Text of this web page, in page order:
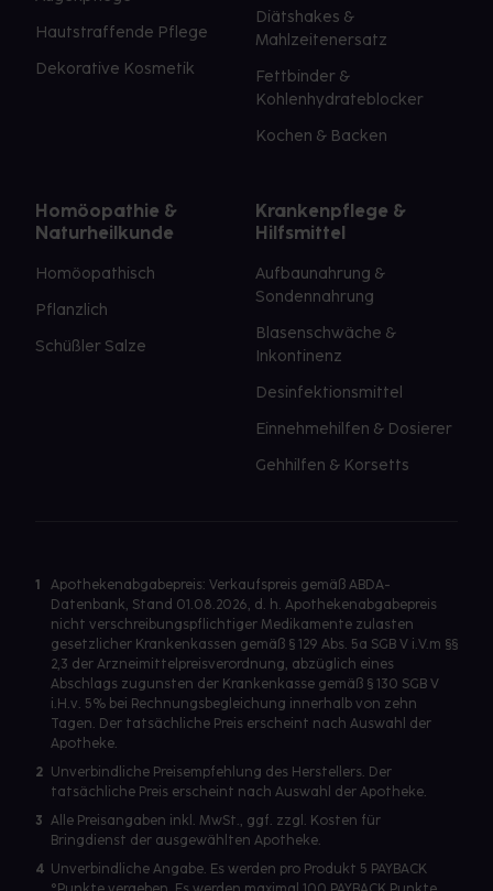
Hautstraffende Pflege
Dekorative Kosmetik
Diätshakes &
Mahlzeitenersatz
Fettbinder &
Kohlenhydrateblocker
Kochen & Backen
Homöopathie &
Naturheilkunde
Homöopathisch
Pflanzlich
Schüßler Salze
Krankenpflege &
Hilfsmittel
Aufbaunahrung &
Sondennahrung
Blasenschwäche &
Inkontinenz
Desinfektionsmittel
Einnehmehilfen & Dosierer
Gehhilfen & Korsetts
1
Apothekenabgabepreis: Verkaufspreis gemäß ABDA-
Datenbank, Stand 01.08.2026, d. h. Apothekenabgabepreis
nicht verschreibungspflichtiger Medikamente zulasten
gesetzlicher Krankenkassen gemäß § 129 Abs. 5a SGB V i.V.m §§
2,3 der Arzneimittelpreisverordnung, abzüglich eines
Abschlags zugunsten der Krankenkasse gemäß § 130 SGB V
i.H.v. 5% bei Rechnungsbegleichung innerhalb von zehn
Tagen. Der tatsächliche Preis erscheint nach Auswahl der
Apotheke.
2 Unverbindliche Preisempfehlung des Herstellers. Der
tatsächliche Preis erscheint nach Auswahl der Apotheke.
3 Alle Preisangaben inkl. MwSt., ggf. zzgl. Kosten für
Bringdienst der ausgewählten Apotheke.
4 Unverbindliche Angabe. Es werden pro Produkt 5 PAYBACK